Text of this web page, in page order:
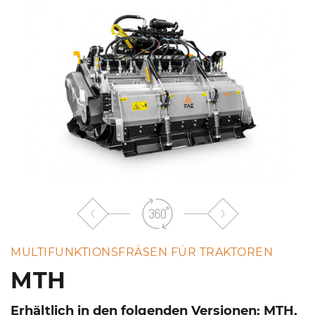
MULTIFUNKTIONSFRÄSEN FÜR TRAKTOREN
MTH
Erhältlich in den folgenden Versionen: MTH,